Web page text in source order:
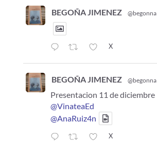
BEGOÑA JIMENEZ @begonna
X
BEGOÑA JIMENEZ @begonna
Presentacion 11 de diciembre
@VinateaEd
@AnaRuiz4n
X